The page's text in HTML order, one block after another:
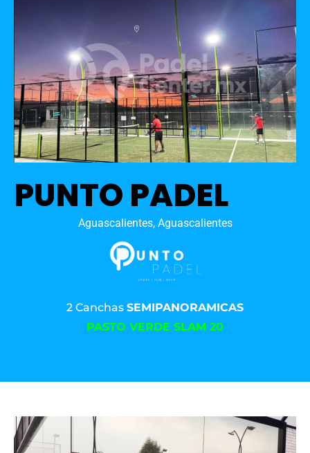
PUNTO PADEL
Aguascalientes, Aguascalientes
2 Canchas SEMIPANORAMICAS
PASTO VERDE SLAM 20